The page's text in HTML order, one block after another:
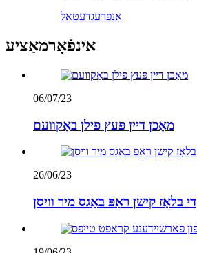
אָנפרעגדעטאַל
אינפֿאָרמאַציע
06/07/23
מאַכן דיין פּעץ פילן באַקוועם
26/06/23
די בלאָז קישן ראַפּ באַגס מיר וויסן